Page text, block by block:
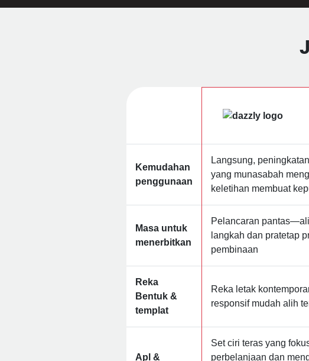
Kemudahan
penggunaan
Langsung,
yang munasabah
keletihan membuat
Masa untuk
menerbitkan
Pelancaran
langkah dan pratetap
pembinaan
Reka
Bentuk &
templat
Reka letak
responsif mudah alih
Apl &
Set ciri teras yang
perbelanjaan dan